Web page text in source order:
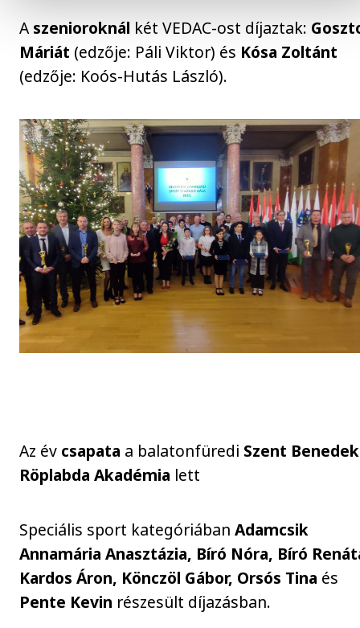
Aszenioroknál két VEDAC-ost díjaztak:
Máriát (edzője: Páli Viktor) és Kósa Zoltánt
(edzője: Koós-Hutás László).
Az év csapata a balatonfüredi Szent Benedek
Röplabda Akadémia lett
Speciális sport kategóriábanAdamcsik
Annamária Anasztázia, Bíró Nóra, Bíró
Kardos Áron, Könczöl Gábor, Orsós Tina és
Pente Kevin részesült díjazásban.